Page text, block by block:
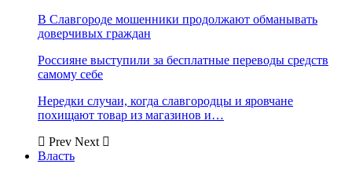
В Славгороде мошенники продолжают обманывать
доверчивых граждан
Россияне выступили за бесплатные переводы средств
самому себе
Нередки случаи, когда славгородцы и яровчане
похищают товар из магазинов и…
Prev Next
Власть